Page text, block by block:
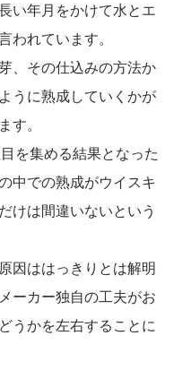
い年月をかけて水とエ
われています。
、その仕込みの方法か
うに熟成していくかが
す。
を集める結果となった
中での熟成がウイスキ
けは間違いないという
因ははっきりとは解明
ーカー独自の工夫がお
うかを左右することに